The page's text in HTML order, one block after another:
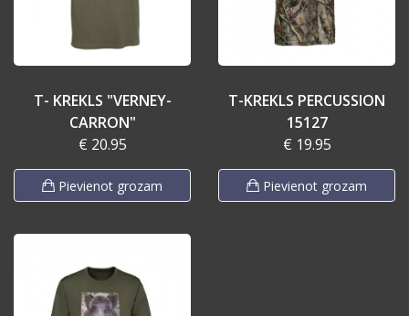
T- KREKLS "VERNEY-
CARRON"
€ 20.95
Pievienot grozam
T-KREKLS PERCUSSION
15127
€ 19.95
Pievienot grozam